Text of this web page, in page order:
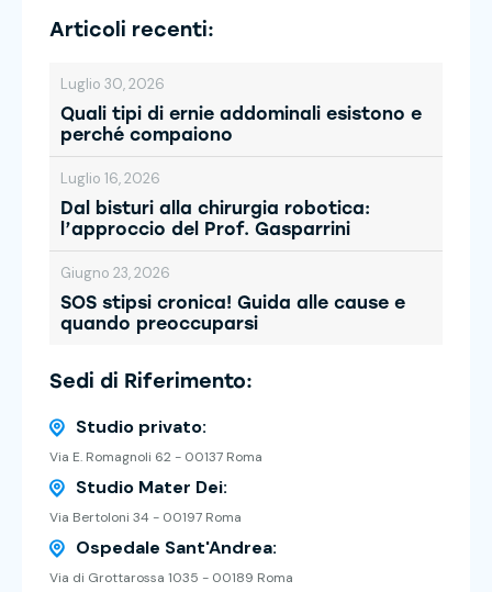
Articoli recenti:
Luglio 30, 2026
Quali tipi di ernie addominali esistono e
perché compaiono
Luglio 16, 2026
Dal bisturi alla chirurgia robotica:
l’approccio del Prof. Gasparrini
Giugno 23, 2026
SOS stipsi cronica! Guida alle cause e
quando preoccuparsi
Sedi di Riferimento:
Studio privato:
Via E. Romagnoli 62 - 00137 Roma
Studio Mater Dei:
Via Bertoloni 34 - 00197 Roma
Ospedale Sant'Andrea:
Via di Grottarossa 1035 - 00189 Roma